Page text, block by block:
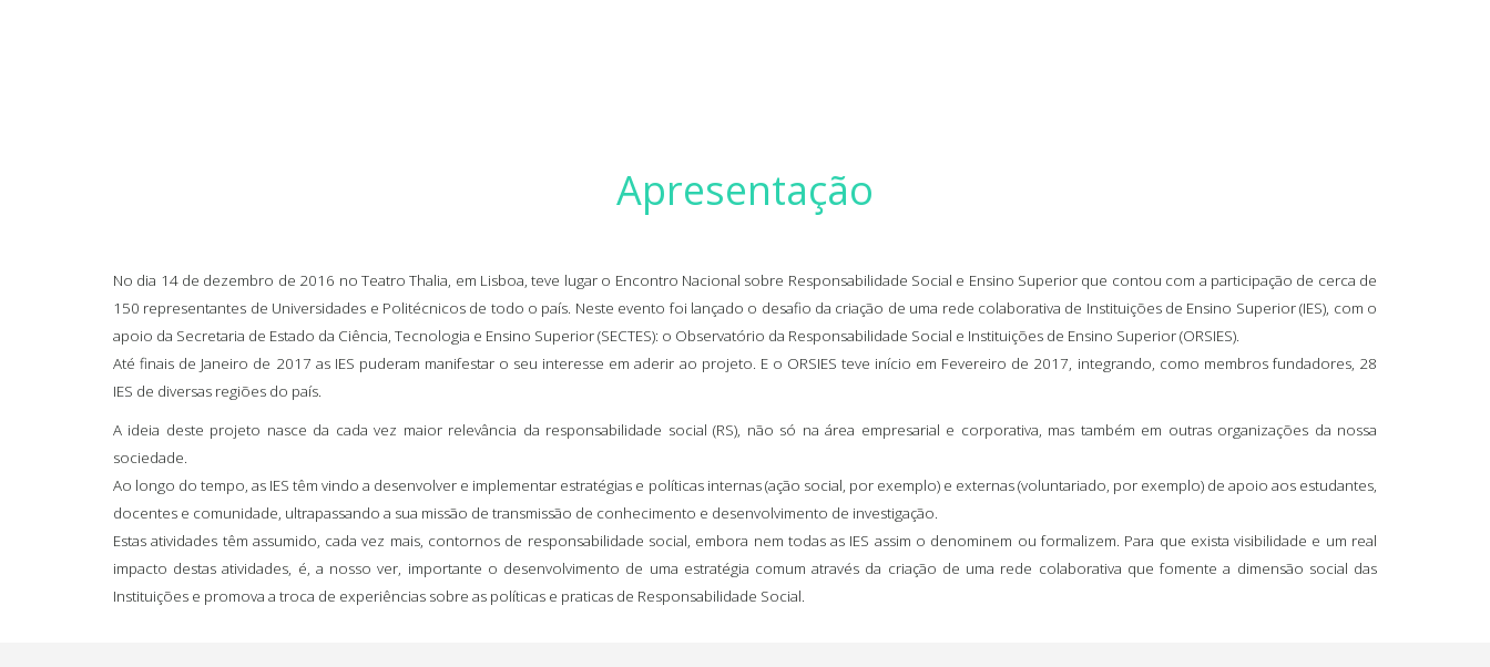
Apresentação
No dia 14 de dezembro de 2016 no Teatro Thalia, em Lisboa, teve lugar o Encontro Nacional sobre Responsabilidade Social e Ensino Superior que contou com a participação de cerca de
150 representantes de Universidades e Politécnicos de todo o país. Neste evento foi lançado o desafio da criação de uma rede colaborativa de Instituições de Ensino Superior (IES), com o
apoio da Secretaria de Estado da Ciência, Tecnologia e Ensino Superior (SECTES): o Observatório da Responsabilidade Social e Instituições de Ensino Superior (ORSIES).
Até finais de Janeiro de 2017 as IES puderam manifestar o seu interesse em aderir ao projeto. E o ORSIES teve início em Fevereiro de 2017, integrando, como membros fundadores, 28
IES de diversas regiões do país.
A ideia deste projeto nasce da cada vez maior relevância da responsabilidade social (RS), não só na área empresarial e corporativa, mas também em outras organizações da nossa
sociedade.
Ao longo do tempo, as IES têm vindo a desenvolver e implementar estratégias e políticas internas (ação social, por exemplo) e externas (voluntariado, por exemplo) de apoio aos estudantes,
docentes e comunidade, ultrapassando a sua missão de transmissão de conhecimento e desenvolvimento de investigação.
Estas atividades têm assumido, cada vez mais, contornos de responsabilidade social, embora nem todas as IES assim o denominem ou formalizem. Para que exista visibilidade e um real
impacto destas atividades, é, a nosso ver, importante o desenvolvimento de uma estratégia comum através da criação de uma rede colaborativa que fomente a dimensão social das
Instituições e promova a troca de experiências sobre as políticas e praticas de Responsabilidade Social.